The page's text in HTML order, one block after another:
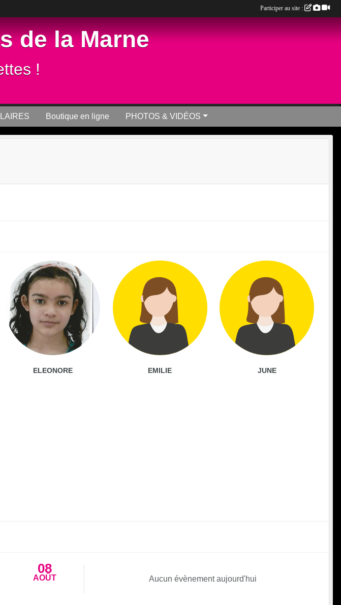
de la Marne
!
Boutique en ligne PHOTOS & VIDÉOS
ELEONORE EMILIE JUNE
08
AOÛT Aucun évènement aujourd'hui
Participer au site :